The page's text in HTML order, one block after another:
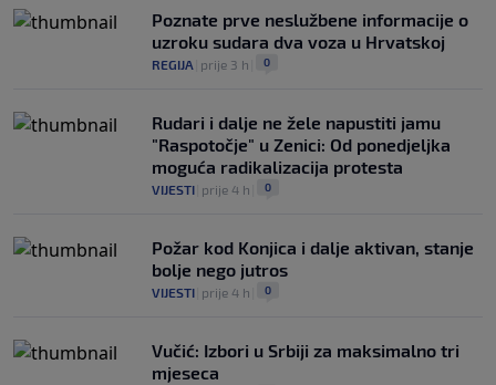
Poznate prve neslužbene informacije o
uzroku sudara dva voza u Hrvatskoj
REGIJA prije 3 h 0
Rudari i dalje ne žele napustiti jamu
"Raspotočje" u Zenici: Od ponedjeljka
moguća radikalizacija protesta
VIJESTI prije 4 h 0
Požar kod Konjica i dalje aktivan, stanje
bolje nego jutros
VIJESTI prije 4 h 0
Vučić: Izbori u Srbiji za maksimalno tri
mjeseca